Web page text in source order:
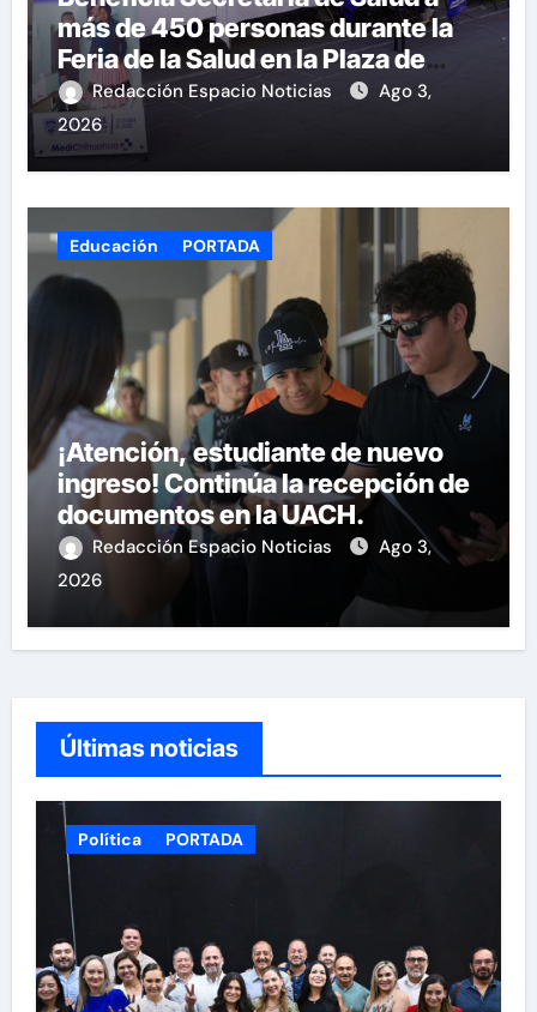
más de 450 personas durante la
Feria de la Salud en la Plaza de
Armas
Redacción Espacio Noticias
Ago 3,
2026
Educación PORTADA
¡Atención, estudiante de nuevo
ingreso! Continúa la recepción de
documentos en la UACH.
Redacción Espacio Noticias
Ago 3,
2026
Últimas noticias
Política PORTADA